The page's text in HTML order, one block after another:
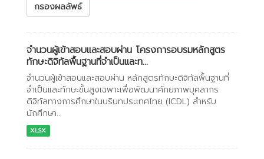
กรองผลลัพธ์
จำนวนผู้เข้าสอบและสอบผ่าน โครงการอบรมหลักสูตร
ทักษะดิจิทัลพื้นฐานที่จำเป็นและท...
จำนวนผู้เข้าสอบและสอบผ่าน หลักสูตรทักษะดิจิทัลพื้นฐานที่
จำเป็นและทักษะขั้นสูงเฉพาะเพื่อพัฒนาศักยภาพบุคลากร
ดิจิทัลทางการศึกษาในบริบทประเทศไทย (ICDL) สำหรับ
นักศึกษา...
XLSX